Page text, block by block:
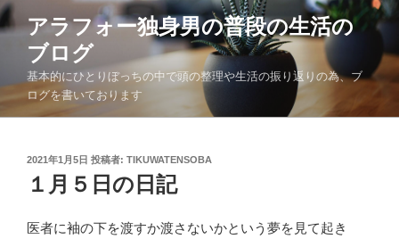
コ
ン
へ
アラフォー独身男の普段の生活の
ブログ
基本的にひとりぼっちの中で頭の整理や生活の振り返りの為、ブ
ログを書いております
投
稿
日:
2021年1月5日 投稿者: TIKUWATENSOBA
１月５日の日記
医者に袖の下を渡すか渡さないかという夢を見て起き